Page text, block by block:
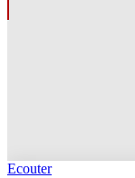
Ecouter